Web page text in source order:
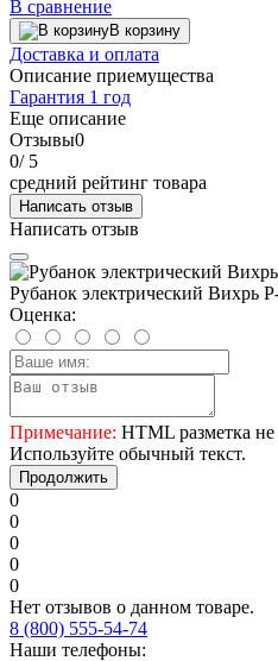
В сравнение
В корзину
Доставка и оплата
Описание приемущества
Гарантия 1 год
Еще описание
Отзывы0
0/ 5
средний рейтинг товара
Написать отзыв
Написать отзыв
Рубанок электрический Вихрь
Оценка:
Примечание: HTML разметка
Используйте обычный текст.
Продолжить
0
0
0
0
0
Нет отзывов о данном товаре.
8 (800) 555-54-74
Наши телефоны: